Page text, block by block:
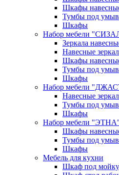
Шкафы
Тумбы под
Шкафы
Набор мебели
Зеркала
Навесные
Шкафы
Тумбы под
Шкафы
Набор мебели
Навесные
Тумбы под
Шкафы
Набор мебели
Шкафы
Тумбы под
Шкафы
Мебель для кухни
Шкаф под мойку